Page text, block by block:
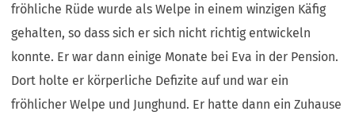
fröhliche Rüde wurde als Welpe in einem winzigen Käfig
gehalten, so dass sich er sich nicht richtig entwickeln
konnte. Er war dann einige Monate bei Eva in der Pension.
Dort holte er körperliche Defizite auf und war ein
fröhlicher Welpe und Junghund. Er hatte dann ein Zuhause